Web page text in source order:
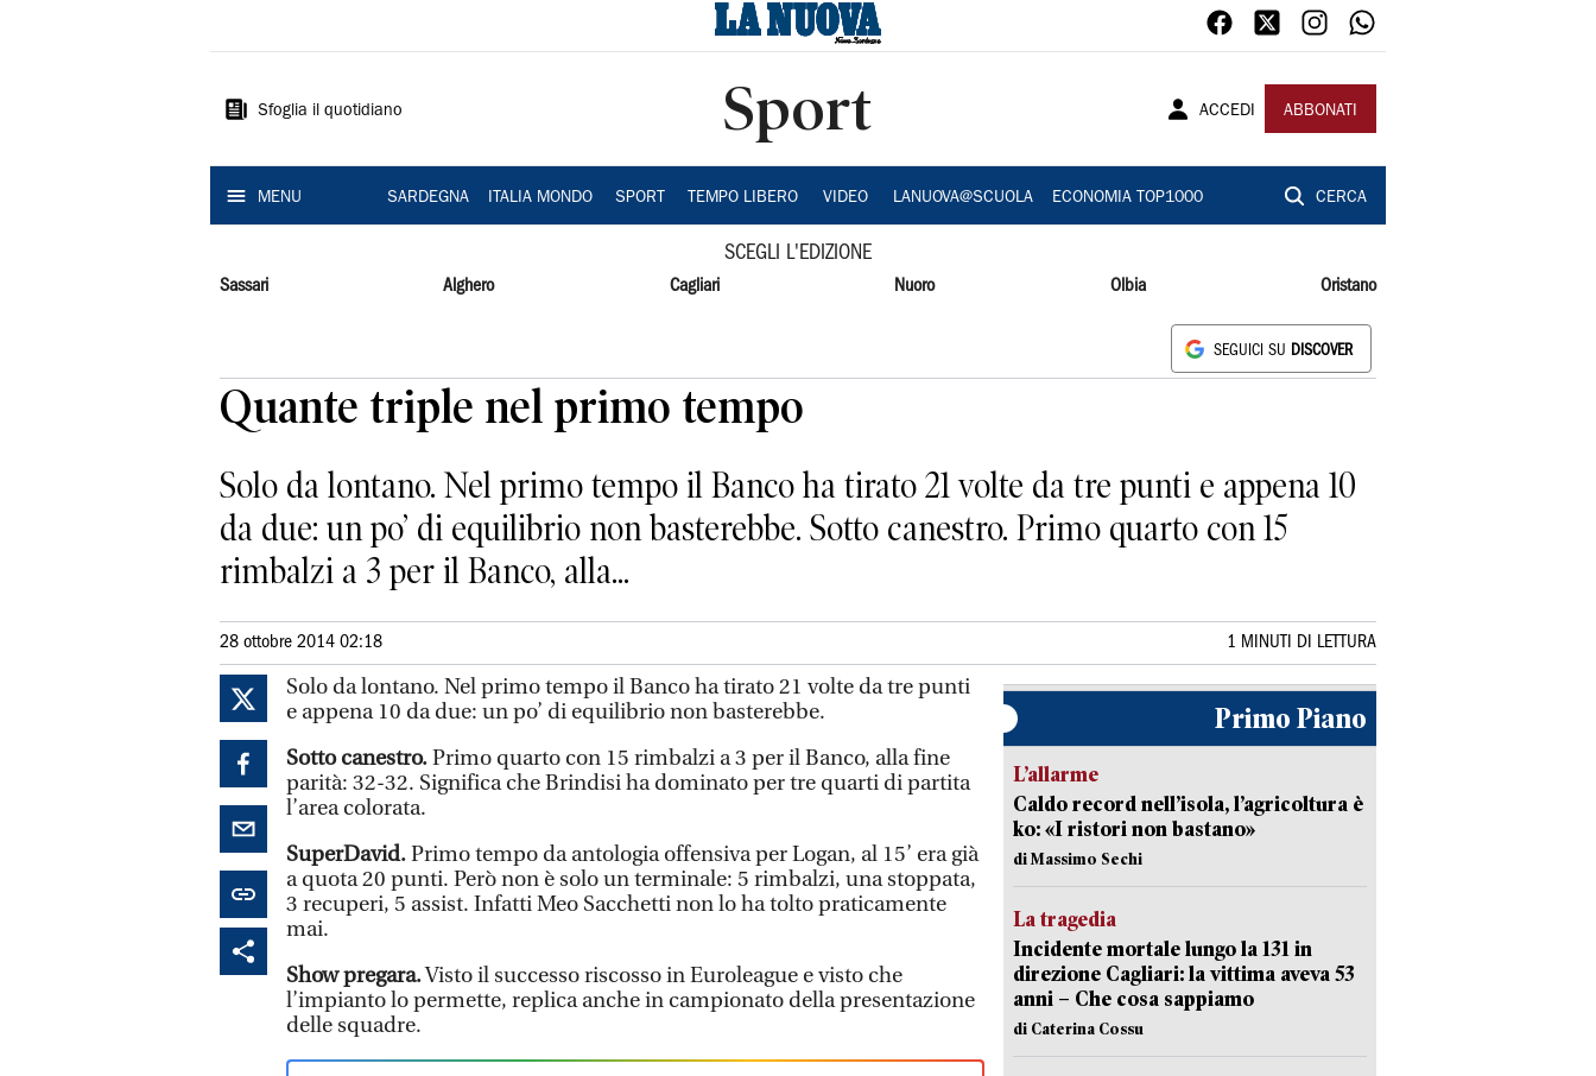
Sardegna
Sfoglia il quotidiano Sport ACCEDI ABBONATI
MENU SARDEGNA ITALIA MONDO SPORT TEMPO LIBERO VIDEO LANUOVA@SCUOLA ECONOMIA TOP1000 CERCA
SCEGLI L'EDIZIONE
Sassari Alghero Cagliari Nuoro Olbia Oristano
SEGUICI SU DISCOVER
Quante triple nel primo tempo
Solo da lontano. Nel primo tempo il Banco ha tirato 21 volte da tre punti e appena 10
da due: un po’ di equilibrio non basterebbe. Sotto canestro. Primo quarto con 15
rimbalzi a 3 per il Banco, alla...
28 ottobre 2014 02:18 1 MINUTI DI LETTURA
Solo da lontano. Nel primo tempo il Banco ha tirato 21 volte da tre punti
e appena 10 da due: un po’ di equilibrio non basterebbe.
Sotto canestro.Primo quarto con 15 rimbalzi a 3 per il Banco, alla fine
parità: 32-32. Significa che Brindisi ha dominato per tre quarti di partita
l’area colorata.
SuperDavid.Primo tempo da antologia offensiva per Logan, al 15’ era già
a quota 20 punti. Però non è solo un terminale: 5 rimbalzi, una stoppata,
3 recuperi, 5 assist. Infatti Meo Sacchetti non lo ha tolto praticamente
mai.
Show pregara.Visto il successo riscosso in Euroleague e visto che
l’impianto lo permette, replica anche in campionato della presentazione
delle squadre.
Primo Piano
L’allarme
Caldo record nell’isola, l’agricoltura è
ko: «I ristori non bastano»
di Massimo Sechi
La tragedia
Incidente mortale lungo la 131 in
direzione Cagliari: la vittima aveva 53
anni – Che cosa sappiamo
di Caterina Cossu